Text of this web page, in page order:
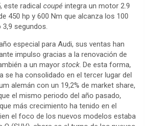
este radical coupé integra un motor 2.9
450 hp y 600 Nm que alcanza los 100
segundos.
especial para Audi, sus ventas han
impulso gracias a la renovación de
a un mayor stock. De esta forma,
se ha consolidado en el tercer lugar del
alemán con un 19,2% de market share,
el mismo periodo del año pasado,
más crecimiento ha tenido en el
el foco de los nuevos modelos estaba